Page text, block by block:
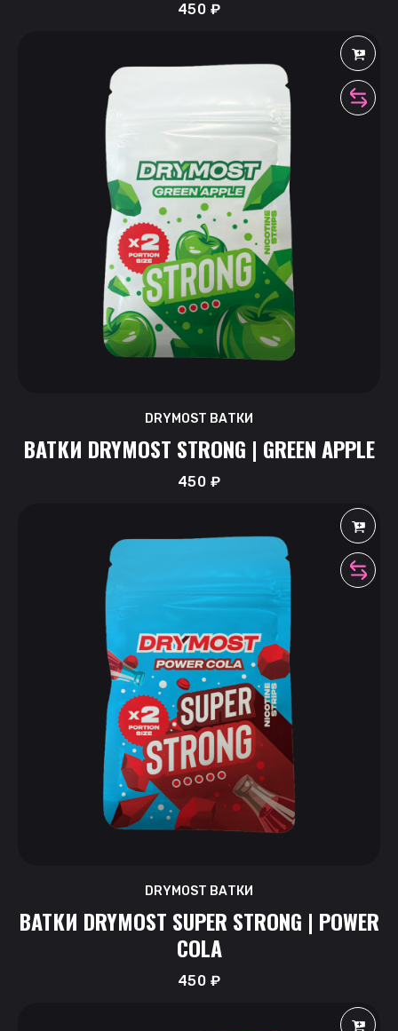
450 ₽
DRYMOST ВАТКИ
ВАТКИ DRYMOST STRONG | GREEN APPLE
450 ₽
DRYMOST ВАТКИ
ВАТКИ DRYMOST SUPER STRONG | POWER
COLA
450 ₽